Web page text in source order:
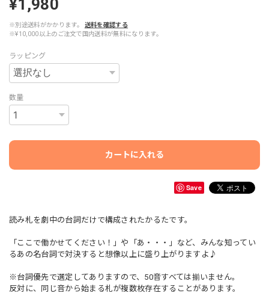
¥1,980
※別途送料がかかります。
送料を確認する
※¥10,000以上のご注文で国内送料が無料になります。
ラッピング
数量
カートに入れる
Save
読み札を劇中の台詞だけで構成されたかるたです。
「ここで働かせてください！」や「あ・・・」など、みんな知ってい
るあの名台詞で対決すると想像以上に盛り上がりますよ♪
※台詞優先で選定してありますので、50音すべては揃いません。
反対に、同じ音から始まる札が複数枚存在することがあります。